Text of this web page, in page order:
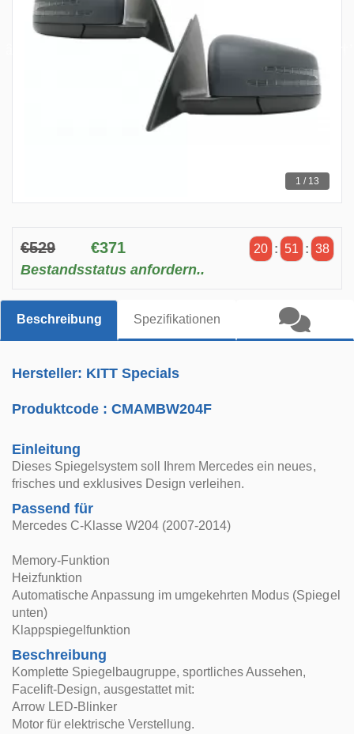
1 / 13
€529 €371 20 : 51 : 37
Bestandsstatus anfordern..
Beschreibung Spezifikationen
Hersteller: KITT Specials
Produktcode :CMAMBW204F
Einleitung
Dieses Spiegelsystem soll Ihrem Mercedes ein neues,
frisches und exklusives Design verleihen.
Passend für
Mercedes C-Klasse W204 (2007-2014)
Memory-Funktion
Heizfunktion
Automatische Anpassung im umgekehrten Modus (Spiegel
unten)
Klappspiegelfunktion
Beschreibung
Komplette Spiegelbaugruppe, sportliches Aussehen,
Facelift-Design, ausgestattet mit:
Arrow LED-Blinker
Motor für elektrische Verstellung.